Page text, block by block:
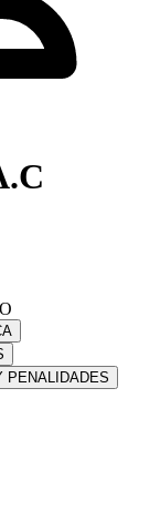
PENALIDADES